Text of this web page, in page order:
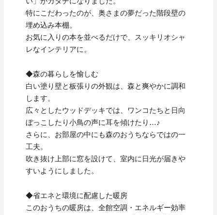
特にこだわったのが、奥さまの夢だった階段壁の
埋め込み本棚。
お気に入りの本を並べるだけで、スッキリオシャ
レなインテリアに。
◆森の暮らしを愉しむ
白い塗り壁と板張りの外観は、森と爽やかに調和
します。
広々としたウッドデッキでは、ワンコたちと日向
ぼっこしたり小鳥の声に耳を傾けたり…♪
さらに、お部屋の中にも森のおうちならではの一
工夫。
吹き抜け上部に窓を設けて、室内に日光が届きや
すいようにしました。
◆省エネと環境に配慮した暖房
このおうちの暖房は、全館空調・エネルギー効率